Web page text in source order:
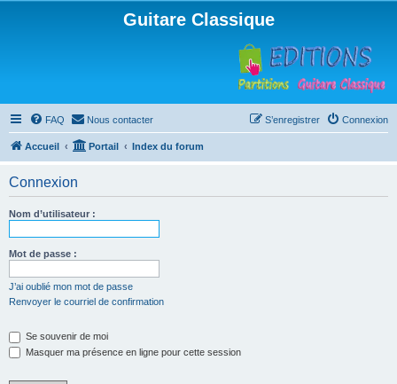
Guitare Classique
FAQ Nous contacter Connexion
S’enregistrer
Accueil Portail Index du forum
Connexion
Nom d’utilisateur :
Mot de passe :
J’ai oublié mon mot de passe
Renvoyer le courriel de confirmation
Se souvenir de moi
Masquer ma présence en ligne pour cette session